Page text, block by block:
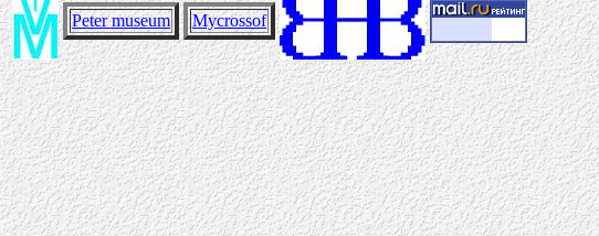
Peter museum Mycrossof